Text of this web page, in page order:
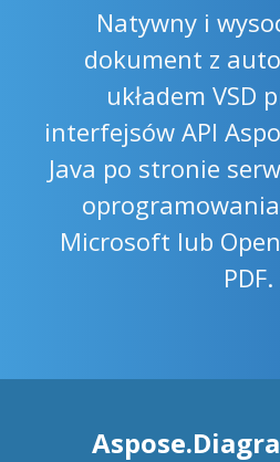
Natywny i
dokument z
układem VSD
interfejsów API
Java po stronie
Microsoft lub
PDF.